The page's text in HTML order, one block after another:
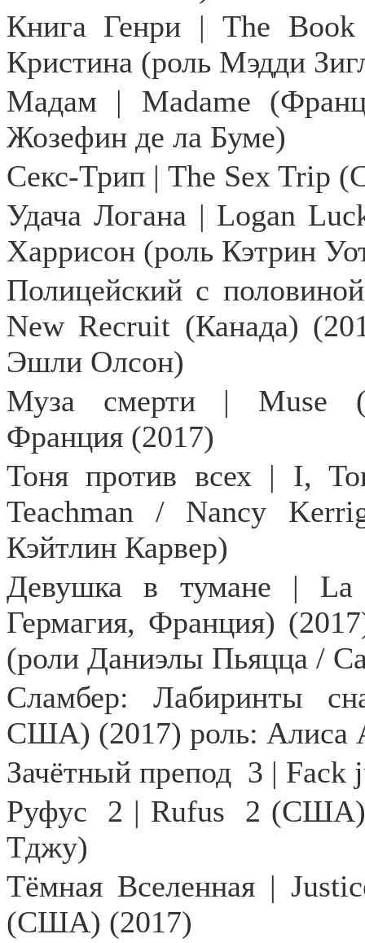
Книга Генри |The Book
Кристина (роль Мэдди
Мадам | Madame
Жозефин де ла Буме)
Секс-Трип | The Sex Trip (
Удача Логана | Logan
Харрисон (роль Кэтрин
Полицейский с
New Recruit (Канада)
Эшли Олсон)
Муза смерти | Muse
Франция (2017)
Тоня против всех | I,
Teachman / Nancy
Кэйтлин Карвер)
Девушка в тумане | La
Гермагия, Франция)
(роли Даниэлы Пьяцца /
Сламбер: Лабиринты
США) (2017) роль: Алиса
Зачётный препод 3 | Fack
Руфус
2 | Rufus
2 (США)
Тджу)
Тёмная Вселенная |
(США) (2017)